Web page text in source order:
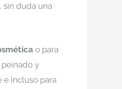
sin duda una
o para
y
incluso para